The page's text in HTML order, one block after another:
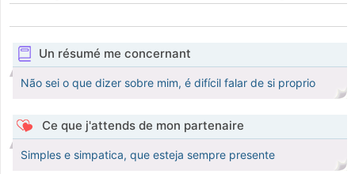
Un résumé me concernant
Não sei o que dizer sobre mim, é difícil falar de si proprio
Ce que j'attends de mon partenaire
Simples e simpatica, que esteja sempre presente